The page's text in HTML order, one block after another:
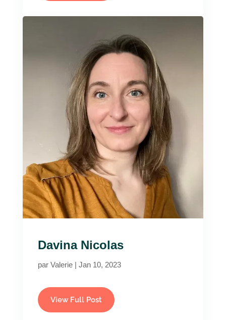
Davina Nicolas
par Valerie| Jan 10, 2023
View Full Post